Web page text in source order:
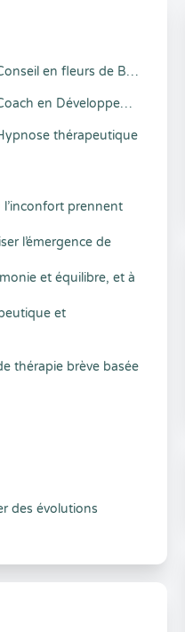
Conseil en fleurs de Bach
Coach en Développement Personnel
thérapeutique
l’inconfort prennent
l’émergence de
et équilibre, et à
et
thérapie brève basée
des évolutions